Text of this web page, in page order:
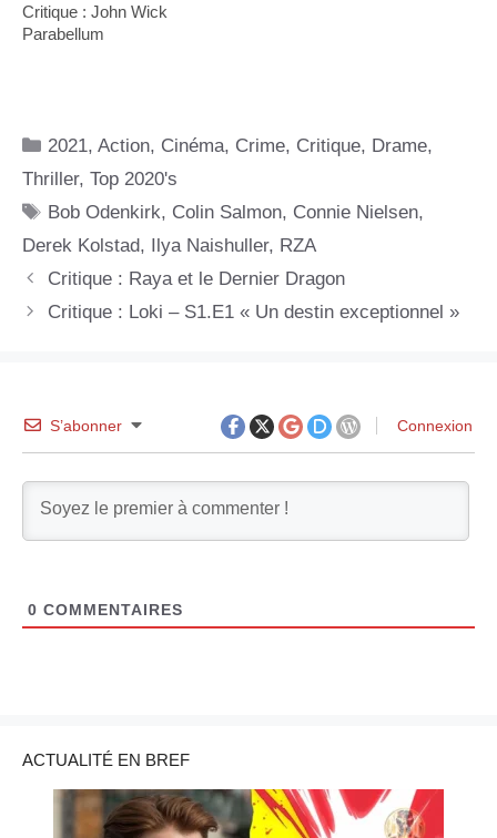
Critique : John Wick
Parabellum
Catégories
2021,Action, Cinéma, Crime, Critique, Drame,
Thriller, Top 2020's
Étiquettes
Bob Odenkirk, Colin Salmon, Connie Nielsen,
Derek Kolstad, Ilya Naishuller, RZA
Critique : Raya et le Dernier Dragon
Critique : Loki – S1.E1 « Un destin exceptionnel »
S’abonner Connexion
0 COMMENTAIRES
ACTUALITÉ EN BREF